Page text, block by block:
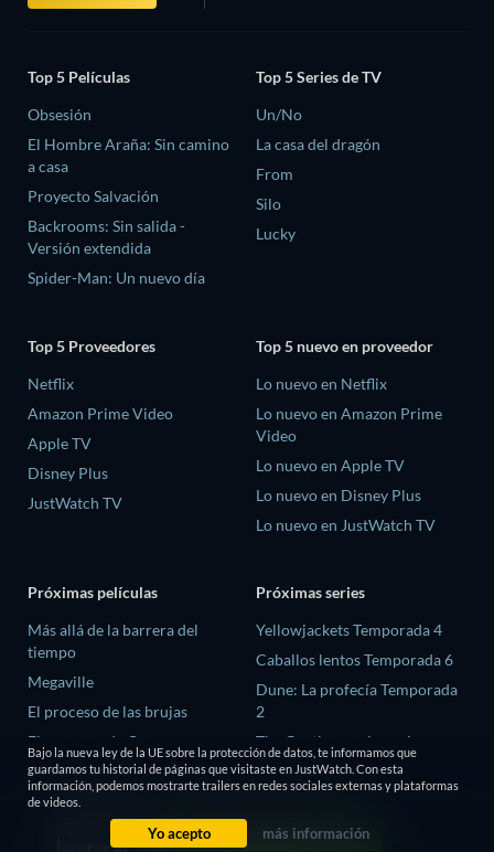
Top 5 Películas
Obsesión
El Hombre Araña: Sin camino
a casa
Proyecto Salvación
Backrooms: Sin salida -
Versión extendida
Spider-Man: Un nuevo día
Top 5 Series de TV
Un/No
La casa del dragón
From
Silo
Lucky
Top 5 Proveedores
Netflix
Amazon Prime Video
Apple TV
Disney Plus
JustWatch TV
Top 5 nuevo en proveedor
Lo nuevo en Netflix
Lo nuevo en Amazon Prime
Video
Lo nuevo en Apple TV
Lo nuevo en Disney Plus
Lo nuevo en JustWatch TV
Próximas películas
Más allá de la barrera del
tiempo
Megaville
El proceso de las brujas
El ex-preso de Corea
The Trace We Leave Behind
Próximas series
Yellowjackets Temporada 4
Caballos lentos Temporada 6
Dune: La profecía Temporada
2
The Gentlemen: La serie
Temporada 2
El amor es ciego: Reino Unido
Bajo la nueva ley de la UE sobre la protección de datos, te informamos que
guardamos tu historial de páginas que visitaste en JustWatch. Con esta
información, podemos mostrarte trailers en redes sociales externas y plataformas
de videos.
Yo acepto más información